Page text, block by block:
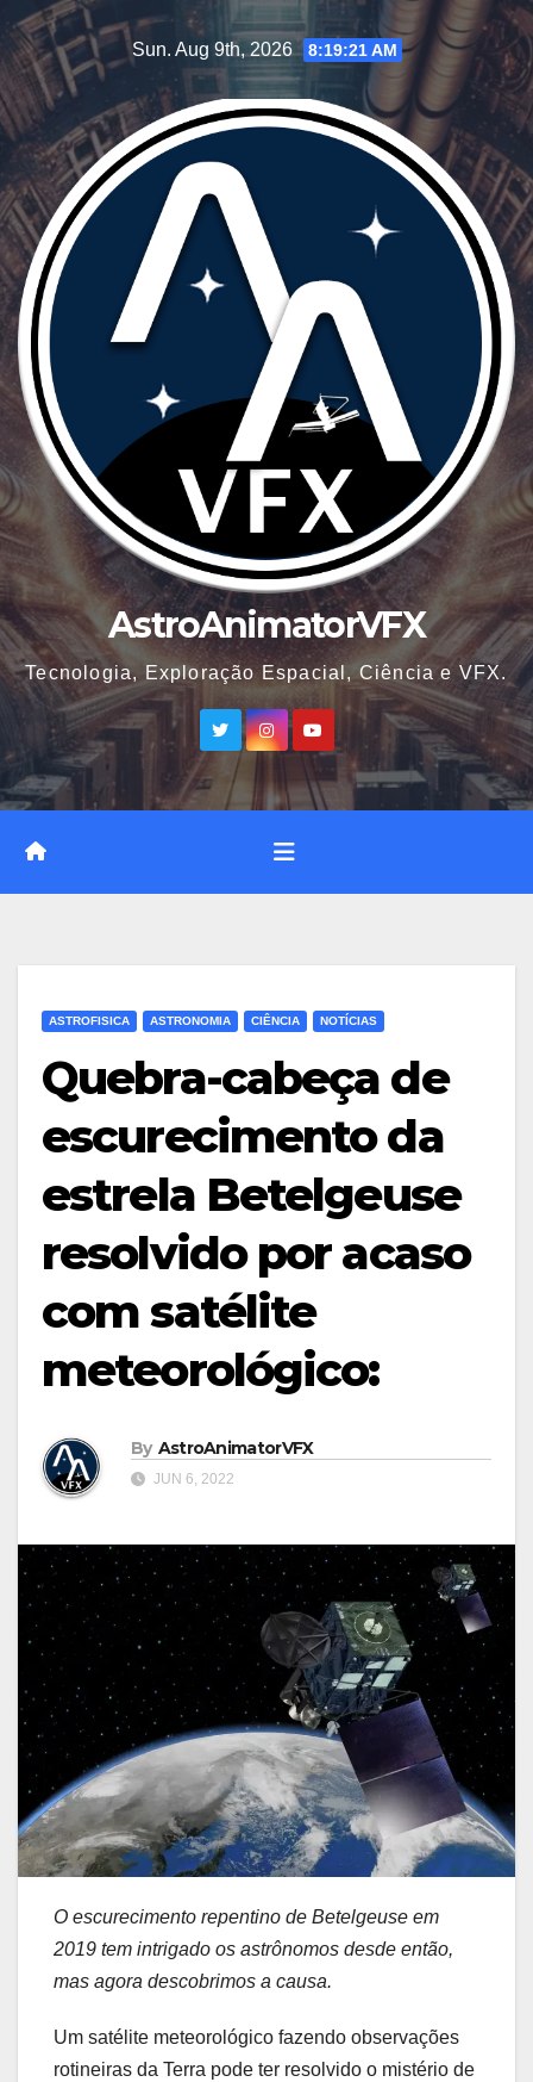
Skip
to
content
Sun. Aug 9th, 2026 8:19:22 AM
AstroAnimatorVFX
Tecnologia, Exploração Espacial, Ciência e VFX.
ASTROFISICA ASTRONOMIA CIÊNCIA NOTÍCIAS
Quebra-cabeça de
escurecimento da
estrela Betelgeuse
resolvido por acaso
com satélite
meteorológico:
By AstroAnimatorVFX
JUN 6, 2022
O escurecimento repentino de Betelgeuse em
2019 tem intrigado os astrônomos desde então,
mas agora descobrimos a causa.
Um satélite meteorológico fazendo observações
rotineiras da Terra pode ter resolvido o mistério de